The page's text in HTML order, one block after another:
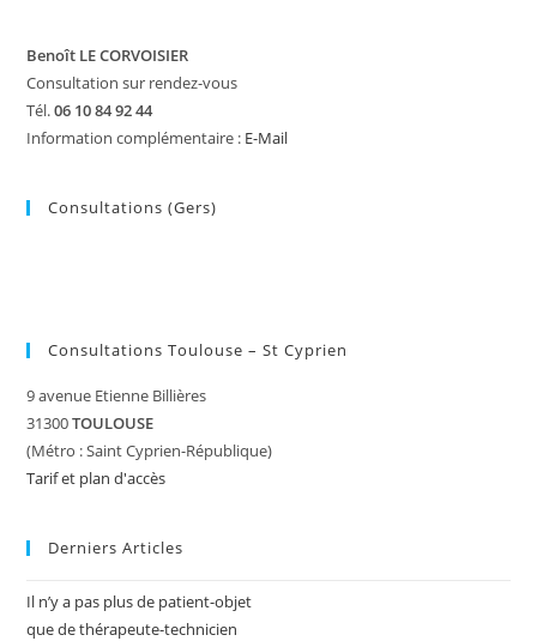
Benoît LE CORVOISIER
Consultation sur rendez-vous
Tél.06 10 84 92 44
Information complémentaire : E-Mail
Consultations (Gers)
Consultations Toulouse – St Cyprien
9 avenue Etienne Billières
31300TOULOUSE
(Métro : Saint Cyprien-République)
Tarif et plan d'accès
Derniers Articles
Il n’y a pas plus de patient-objet
que de thérapeute-technicien